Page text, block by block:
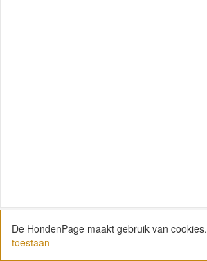
De HondenPage maakt gebruik van cookies.
toestaan